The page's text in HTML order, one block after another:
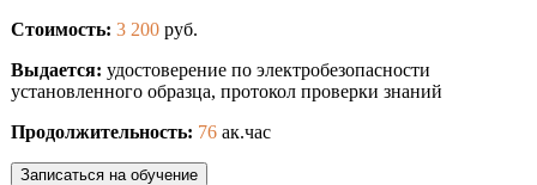
Стоимость: 3 200 руб.
Выдается: удостоверение по электробезопасности
установленного образца, протокол проверки знаний
Продолжительность: 76 ак.час
Записаться на обучение